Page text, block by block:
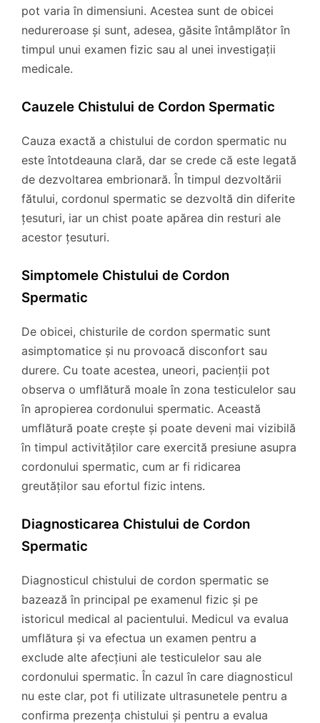
pot varia în dimensiuni. Acestea sunt de obicei
nedureroase și sunt, adesea, găsite întâmplător în
timpul unui examen fizic sau al unei investigații
medicale.
Cauzele Chistului de Cordon Spermatic
Cauza exactă a chistului de cordon spermatic nu
este întotdeauna clară, dar se crede că este legată
de dezvoltarea embrionară. În timpul dezvoltării
fătului, cordonul spermatic se dezvoltă din diferite
țesuturi, iar un chist poate apărea din resturi ale
acestor țesuturi.
Simptomele Chistului de Cordon
Spermatic
De obicei, chisturile de cordon spermatic sunt
asimptomatice și nu provoacă disconfort sau
durere. Cu toate acestea, uneori, pacienții pot
observa o umflătură moale în zona testiculelor sau
în apropierea cordonului spermatic. Această
umflătură poate crește și poate deveni mai vizibilă
în timpul activităților care exercită presiune asupra
cordonului spermatic, cum ar fi ridicarea
greutăților sau efortul fizic intens.
Diagnosticarea Chistului de Cordon
Spermatic
Diagnosticul chistului de cordon spermatic se
bazează în principal pe examenul fizic și pe
istoricul medical al pacientului. Medicul va evalua
umflătura și va efectua un examen pentru a
exclude alte afecțiuni ale testiculelor sau ale
cordonului spermatic. În cazul în care diagnosticul
nu este clar, pot fi utilizate ultrasunetele pentru a
confirma prezența chistului și pentru a evalua